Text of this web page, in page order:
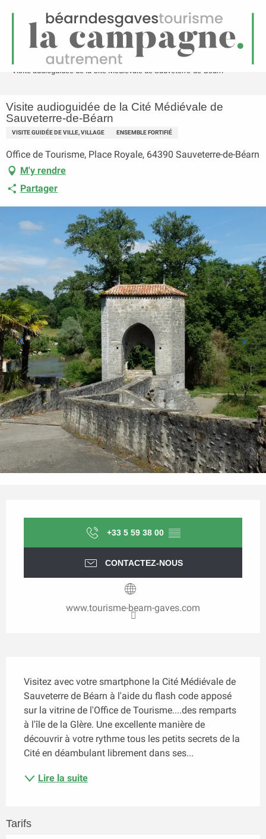
Menu
Visite audioguidée de la Cité Médiévale de Sauveterre-de-Béarn
Visite audioguidée de la Cité Médiévale de
Sauveterre-de-Béarn
VISITE GUIDÉE DE VILLE, VILLAGE ENSEMBLE FORTIFIÉ
Office de Tourisme, Place Royale, 64390 Sauveterre-de-Béarn
M'y rendre
Partager
+33 5 59 38 00 ▒▒
CONTACTEZ-NOUS
www.tourisme-bearn-gaves.com
Visitez avec votre smartphone la Cité Médiévale de
Sauveterre de Béarn à l'aide du flash code apposé
sur la vitrine de l'Office de Tourisme....des remparts
à l'île de la Glère. Une excellente manière de
découvrir à votre rythme tous les petits secrets de la
Cité en déambulant librement dans ses...
Lire la suite
Tarifs